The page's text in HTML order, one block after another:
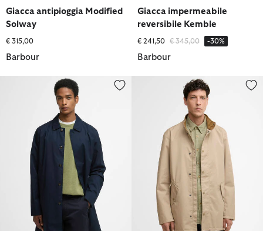
Giacca antipioggia Modified
Solway
€ 315,00
Barbour
Giacca impermeabile
reversibile Kemble
€ 241,50 Prezzo ridotto da
€ 345,00a -30%
Barbour
Giacca Mac leggera Rokig Giacca impermeabile City